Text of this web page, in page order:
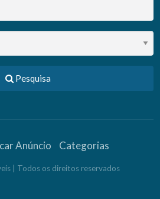
Pesquisa
Anúncio Categorias
| Todos os direitos reservados